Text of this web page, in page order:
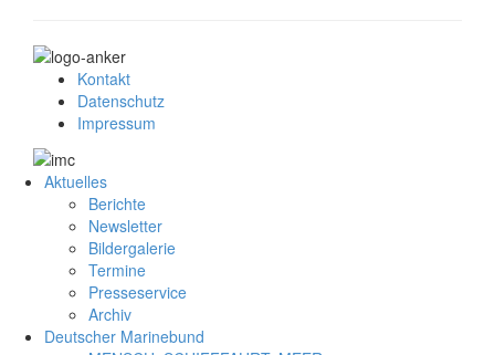
Kontakt
Datenschutz
Impressum
Aktuelles
Berichte
Newsletter
Bildergalerie
Termine
Presseservice
Archiv
Deutscher Marinebund